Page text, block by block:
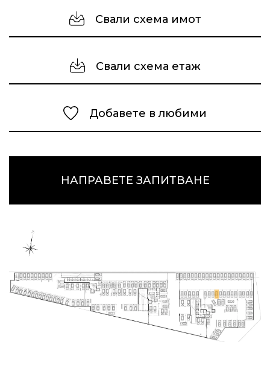
Свали схема имот
Свали схема етаж
Добавете в любими
НАПРАВЕТЕ ЗАПИТВАНЕ